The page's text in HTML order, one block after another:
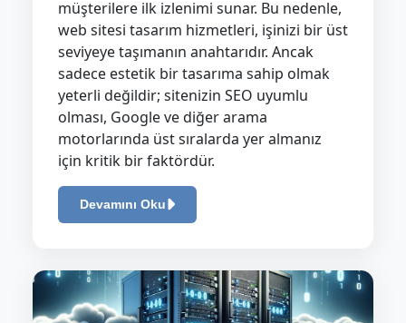
müşterilere ilk izlenimi sunar. Bu nedenle,
web sitesi tasarım hizmetleri, işinizi bir üst
seviyeye taşımanın anahtarıdır. Ancak
sadece estetik bir tasarıma sahip olmak
yeterli değildir; sitenizin SEO uyumlu
olması, Google ve diğer arama
motorlarında üst sıralarda yer almanız
için kritik bir faktördür.
Devamını Oku